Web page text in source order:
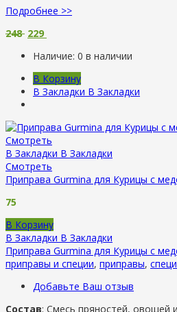
Подробнее >>
248 229
Наличие: 0 в наличии
В Корзину
В Закладки В Закладки
Смотреть
В Закладки В Закладки
Смотреть
Приправа Gurmina для Курицы с
75
В Корзину
В Закладки В Закладки
Приправа Gurmina для Курицы с
приправы и специи, приправы,
Добавьте Ваш отзыв
Состав: Смесь пряностей, овощей